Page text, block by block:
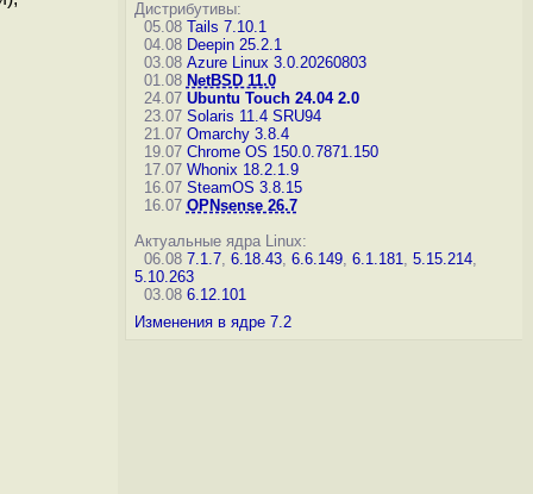
Дистрибутивы:
05.08 Tails 7.10.1
04.08 Deepin 25.2.1
03.08 Azure Linux 3.0.20260803
01.08 NetBSD 11.0
24.07 Ubuntu Touch 24.04 2.0
23.07 Solaris 11.4 SRU94
21.07 Omarchy 3.8.4
19.07 Chrome OS 150.0.7871.150
17.07 Whonix 18.2.1.9
16.07 SteamOS 3.8.15
16.07 OPNsense 26.7
Актуальные ядра Linux:
06.08 7.1.7, 6.18.43, 6.6.149, 6.1.181, 5.15.214,
5.10.263
03.08 6.12.101
Изменения в ядре 7.2